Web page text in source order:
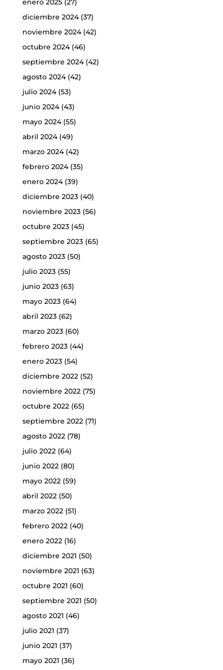
enero 2025(27)
diciembre 2024(37)
noviembre 2024(42)
octubre 2024(46)
septiembre 2024(42)
agosto 2024(42)
julio 2024(53)
junio 2024(43)
mayo 2024(55)
abril 2024(49)
marzo 2024(42)
febrero 2024(35)
enero 2024(39)
diciembre 2023(40)
noviembre 2023(56)
octubre 2023(45)
septiembre 2023(65)
agosto 2023(50)
julio 2023(55)
junio 2023(63)
mayo 2023(64)
abril 2023(62)
marzo 2023(60)
febrero 2023(44)
enero 2023(54)
diciembre 2022(52)
noviembre 2022(75)
octubre 2022(65)
septiembre 2022(71)
agosto 2022(78)
julio 2022(64)
junio 2022(80)
mayo 2022(59)
abril 2022(50)
marzo 2022(51)
febrero 2022(40)
enero 2022(16)
diciembre 2021 (50)
noviembre 2021 (63)
octubre 2021 (60)
septiembre 2021 (50)
agosto 2021 (46)
julio 2021 (37)
junio 2021 (37)
mayo 2021 (36)